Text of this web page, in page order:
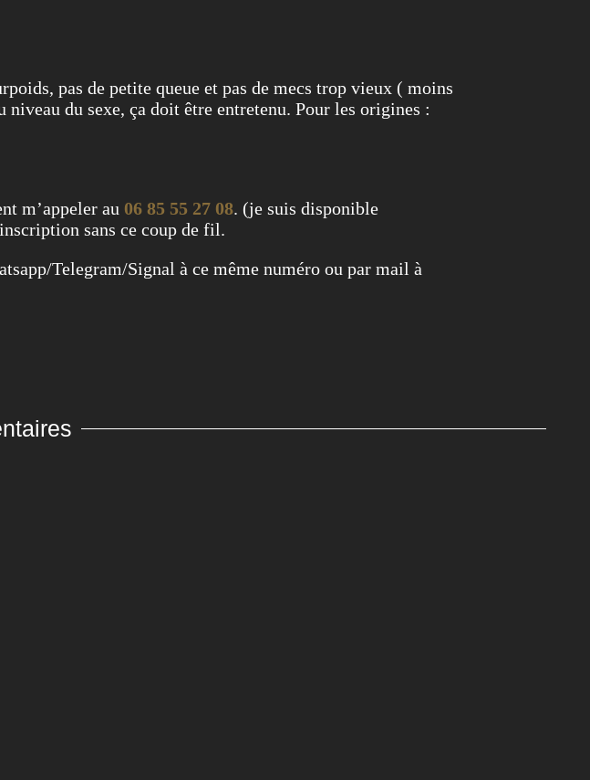
pas de petite queue et pas de mecs trop vieux ( moins
niveau du sexe, ça doit être entretenu. Pour les origines :
m’appeler au 06 85 55 27 08. (je suis disponible
sans ce coup de fil.
Telegram/Signal à ce même numéro ou par mail à